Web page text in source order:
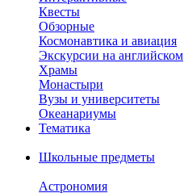
Квесты
Обзорные
Космонавтика и авиация
Экскурсии на английском
Храмы
Монастыри
Вузы и университеты
Океанариумы
Тематика
Школьные предметы
Астрономия